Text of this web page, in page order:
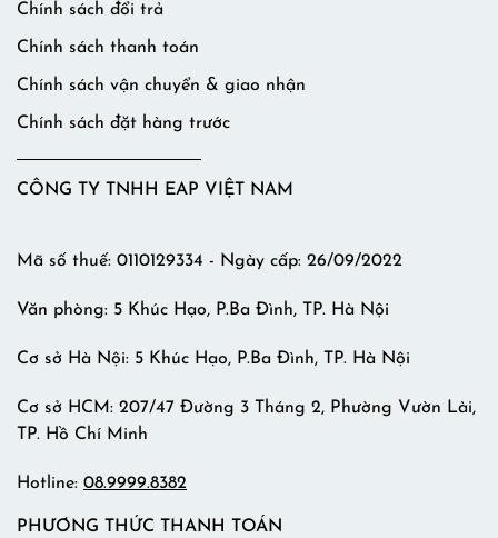
Chính sách đổi trả
Chính sách thanh toán
Chính sách vận chuyển & giao nhận
Chính sách đặt hàng trước
CÔNG TY TNHH EAP VIỆT NAM
Mã số thuế: 0110129334 - Ngày cấp: 26/09/2022
Văn phòng: 5 Khúc Hạo, P.Ba Đình, TP. Hà Nội
Cơ sở Hà Nội: 5 Khúc Hạo, P.Ba Đình, TP. Hà Nội
Cơ sở HCM: 207/47 Đường 3 Tháng 2, Phường Vườn Lài,
TP. Hồ Chí Minh
Hotline: 08.9999.8382
PHƯƠNG THỨC THANH TOÁN